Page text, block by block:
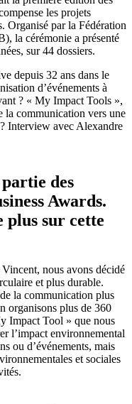
les projets
Organisé par la Fédération
la cérémonie a présenté
sur 44 dossiers.
depuis 32 ans dans le
d’événements à
? « My Impact Tools »,
la communication vers une
Interview avec Alexandre
des
Awards.
plus sur cette
nous avons décidé
et plus durable.
la communication plus
organisons plus de 360
Impact Tool » que nous
l’impact environnemental
ou d’événements, mais
et sociales